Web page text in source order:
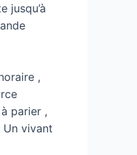
jusqu’à
,
parier ,
vivant